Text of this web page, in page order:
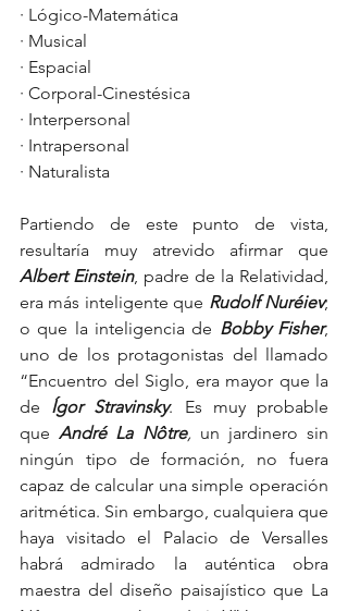
· Lógico-Matemática
· Musical
· Espacial
· Corporal-Cinestésica
· Interpersonal
· Intrapersonal
· Naturalista
Partiendo de este punto de vista,
Albert Einstein, padre de la Relatividad,
era más inteligente que Rudolf Nuréiev;
o que la inteligencia de Bobby Fisher,
uno de los protagonistas del llamado
“Encuentro del Siglo, era mayor que la
de Ígor Stravinsky. Es muy probable
que André La Nôtre, un jardinero sin
ningún tipo de formación, no fuera
capaz de calcular una simple operación
aritmética. Sin embargo, cualquiera que
haya visitado el Palacio de Versalles
habrá admirado la auténtica obra
maestra del diseño paisajístico que La